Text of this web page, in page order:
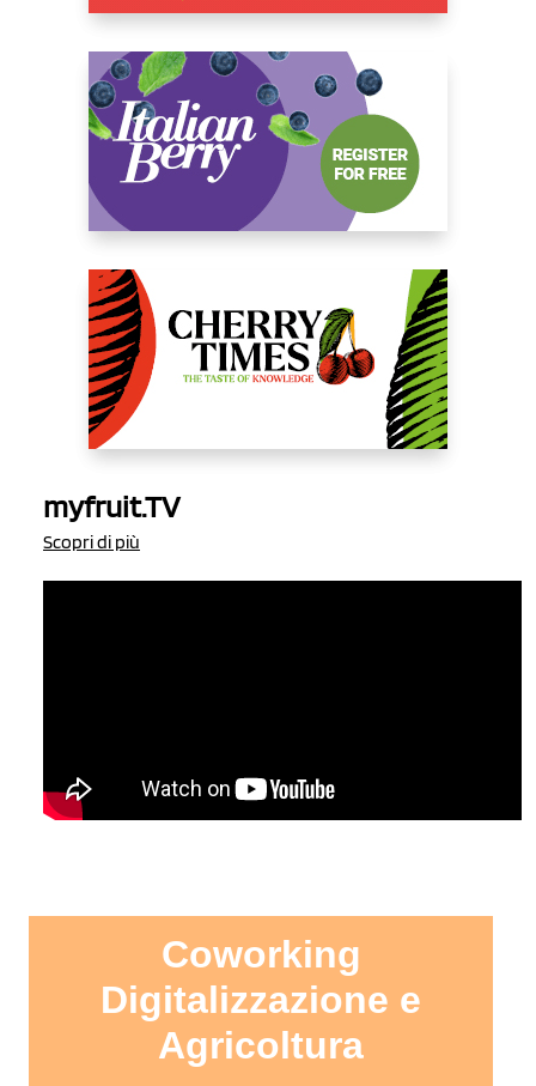
myfruit.TV
Scopri di più
Coworking
Digitalizzazione e
Agricoltura